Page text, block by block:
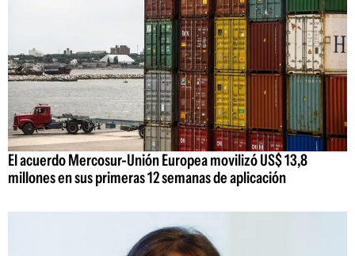
El acuerdo Mercosur-Unión Europea movilizó US$ 13,8
millones en sus primeras 12 semanas de aplicación